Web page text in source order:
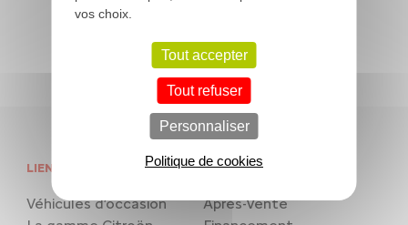
Financement
LIENS UTILES
Véhicules d’occasion
NOS SERVICES
Après-Vente
vos choix.
Tout accepter
Tout refuser
Personnaliser
Politique de cookies